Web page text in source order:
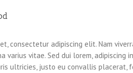
consectetur adipiscing elit. Nam
varius vitae. Sed dui lorem, adipiscing
ultricies, justo eu convallis placerat,